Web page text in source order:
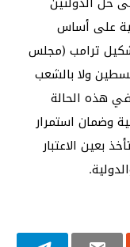
على أساس
ترامب (مجلس
ولا بالشعب
هذه الحالة
وضمان استمرار
بعين الاعتبار